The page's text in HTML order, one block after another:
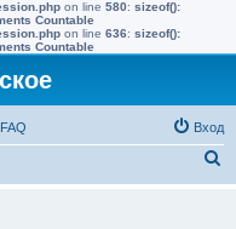
on line 580: sizeof():
Countable
on line 636: sizeof():
Countable
FAQ Вход